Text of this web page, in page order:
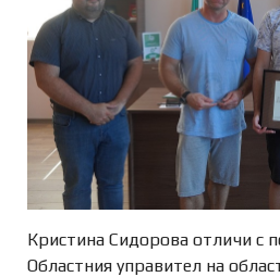
Кристина Сидорова отличи с
Областния управител на